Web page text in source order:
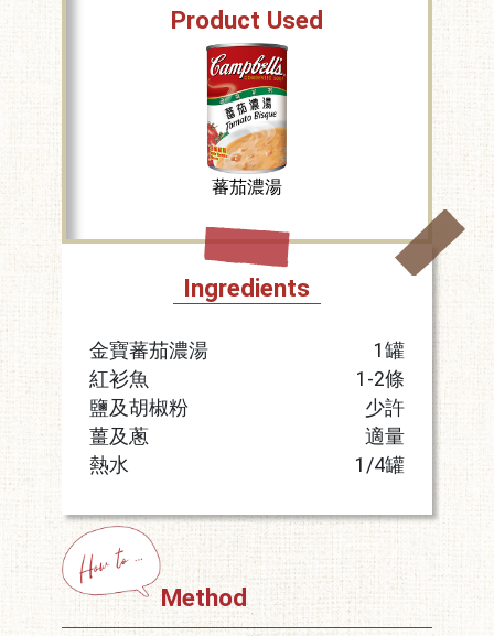
Product Used
蕃茄濃湯
Ingredients
金寶蕃茄濃湯
1罐
紅衫魚
1-2條
鹽及胡椒粉
少許
薑及蔥
適量
熱水
1/4罐
Method